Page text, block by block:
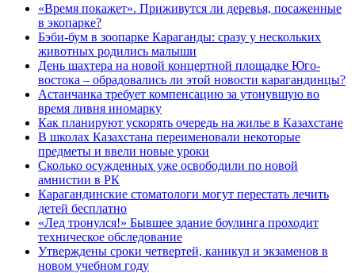
«Время покажет». Приживутся ли деревья, посаженные
в экопарке?
Бэби-бум в зоопарке Караганды: сразу у нескольких
животных родились малыши
День шахтера на новой концертной площадке Юго-
востока – обрадовались ли этой новости карагандинцы?
Астанчанка требует компенсацию за утонувшую во
время ливня иномарку
Как планируют ускорять очередь на жилье в Казахстане
В школах Казахстана переименовали некоторые
предметы и ввели новые уроки
Сколько осужденных уже освободили по новой
амнистии в РК
Карагандинские стоматологи могут перестать лечить
детей бесплатно
«Лед тронулся!» Бывшее здание боулинга проходит
техническое обследование
Утверждены сроки четвертей, каникул и экзаменов в
новом учебном году